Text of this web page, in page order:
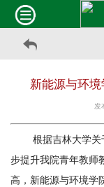
新能源与环
发
根据吉林大学关
步提升我院青年教师
高，新能源与环境学